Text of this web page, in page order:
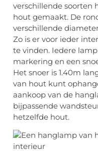
verschillende soorten
hout gemaakt. De
verschillende
Zo is er voor ieder
te vinden. Iedere
markering en een
Het snoer is 1.40m
van hout kunt
aankoop van de
bijpassende
hetzelfde hout.